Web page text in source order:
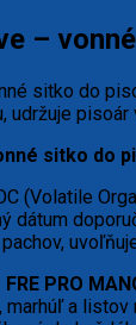
–
sitko do
udržuje
sitko do
(Volatile
dátum
FRE PRO
marhúľ a